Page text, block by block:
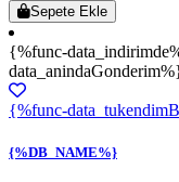
Sepete Ekle
{%func-
{%func-
{%DB_NAME%}